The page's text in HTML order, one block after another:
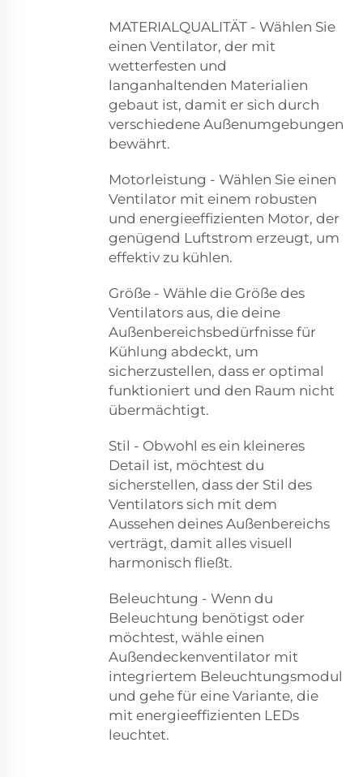
MATERIALQUALITÄT - Wählen Sie
einen Ventilator, der mit
wetterfesten und
langanhaltenden Materialien
gebaut ist, damit er sich durch
verschiedene Außenumgebungen
bewährt.
Motorleistung - Wählen Sie einen
Ventilator mit einem robusten
und energieeffizienten Motor, der
genügend Luftstrom erzeugt, um
effektiv zu kühlen.
Größe - Wähle die Größe des
Ventilators aus, die deine
Außenbereichsbedürfnisse für
Kühlung abdeckt, um
sicherzustellen, dass er optimal
funktioniert und den Raum nicht
übermächtigt.
Stil - Obwohl es ein kleineres
Detail ist, möchtest du
sicherstellen, dass der Stil des
Ventilators sich mit dem
Aussehen deines Außenbereichs
verträgt, damit alles visuell
harmonisch fließt.
Beleuchtung - Wenn du
Beleuchtung benötigst oder
möchtest, wähle einen
Außendeckenventilator mit
integriertem Beleuchtungsmodul
und gehe für eine Variante, die
mit energieeffizienten LEDs
leuchtet.